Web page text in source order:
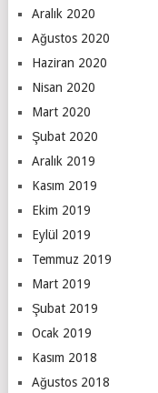
Aralık 2020
Ağustos 2020
Haziran 2020
Nisan 2020
Mart 2020
Şubat 2020
Aralık 2019
Kasım 2019
Ekim 2019
Eylül 2019
Temmuz 2019
Mart 2019
Şubat 2019
Ocak 2019
Kasım 2018
Ağustos 2018